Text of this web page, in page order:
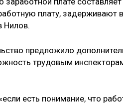
плату, задерживают
Нилов.
предложило
трудовым
есть понимание, что